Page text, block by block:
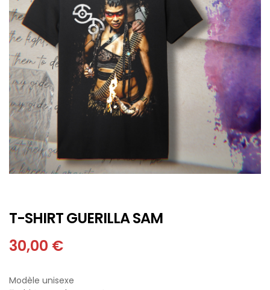
T-SHIRT GUERILLA SAM
30,00 €
Modèle unisexe